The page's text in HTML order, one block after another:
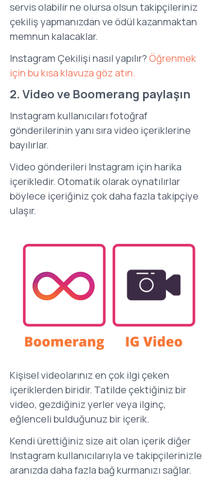
servis olabilir ne olursa olsun takipçileriniz
çekiliş yapmanızdan ve ödül kazanmaktan
memnun kalacaklar.
Instagram Çekilişi nasıl yapılır? Öğrenmek
için bu kısa klavuza göz atın.
2. Video ve Boomerang paylaşın
Instagram kullanıcıları fotoğraf
gönderilerinin yanı sıra video içeriklerine
bayılırlar.
Video gönderileri Instagram için harika
içerikledir. Otomatik olarak oynatılırlar
böylece içeriğiniz çok daha fazla takipçiye
ulaşır.
Kişisel videolarınız en çok ilgi çeken
içeriklerden biridir. Tatilde çektiğiniz bir
video, gezdiğiniz yerler veya ilginç,
eğlenceli bulduğunuz bir içerik.
Kendi ürettiğiniz size ait olan içerik diğer
Instagram kullanıcılarıyla ve takipçilerinizle
aranızda daha fazla bağ kurmanızı sağlar.